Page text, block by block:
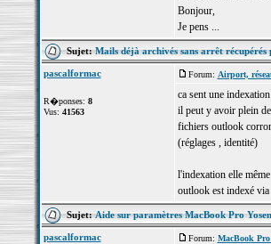
Bonjour,
Je pens ...
Sujet:Mails déjà archivés sans arrêt
pascalformac
R�ponses: 8
Vus: 41563
Forum: Airport,
ca sent une
il peut y avoir plein de
fichiers outlook
(réglages , identité)
l'indexation elle même
outlook est indexé
Sujet:Aide sur paramètres MacBook Pro
pascalformac Forum: MacBook